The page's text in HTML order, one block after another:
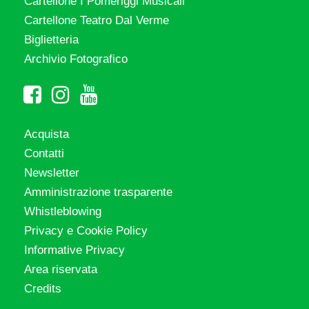
Cartellone Teatro Dal Verme
Biglietteria
Archivio Fotografico
Acquista
Contatti
Newsletter
Amministrazione trasparente
Whistleblowing
Privacy e Cookie Policy
Informative Privacy
Area riservata
Credits